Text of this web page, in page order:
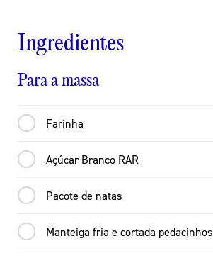
Ingredientes
Para a massa
Farinha
Açúcar Branco RAR
Pacote de natas
Manteiga fria e cortada pedacinhos